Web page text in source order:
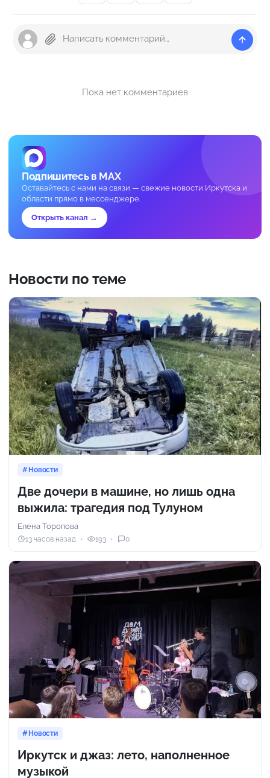
Пока нет комментариев
Подпишитесь в MAX
Оставайтесь с нами на связи — свежие новости Иркутска и
области прямо в мессенджере.
Открыть канал →
Новости по теме
Новости
Две дочери в машине, но лишь одна
выжила: трагедия под Тулуном
Елена Торопова
13 часов назад 193 0
Новости
Иркутск и джаз: лето, наполненное
музыкой